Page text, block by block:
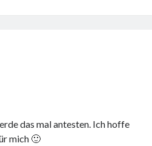
das mal antesten. Ich hoffe
mich 🙂